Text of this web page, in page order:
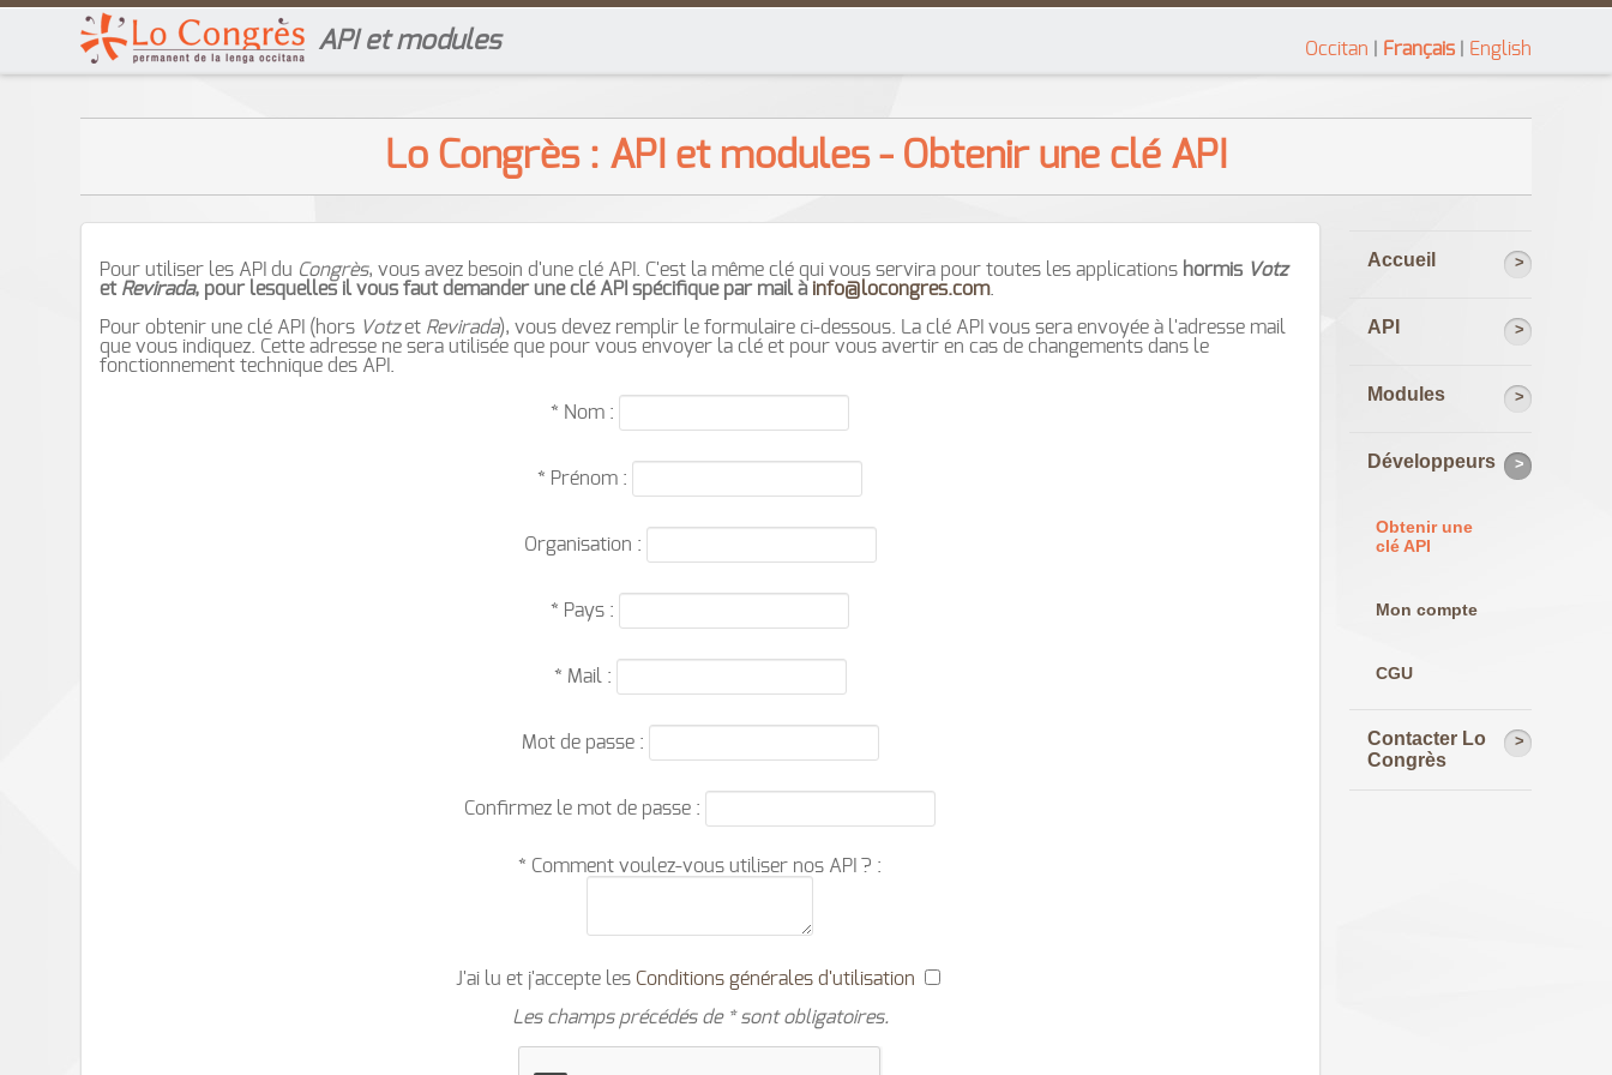
Occitan Français| English
API et modules
Lo Congrès : API et modules - Obtenir une clé API
Pour utiliser les API du Congrès, vous avez besoin d'une clé API. C'est la même clé qui vous servira pour toutes les applications hormis Votz
et Revirada, pour lesquelles il vous faut demander une clé API spécifique par mail à info@locongres.com.
Pour obtenir une clé API (hors Votzet Revirada), vous devez remplir le formulaire ci-dessous. La clé API vous sera envoyée à l'adresse mail
que vous indiquez. Cette adresse ne sera utilisée que pour vous envoyer la clé et pour vous avertir en cas de changements dans le
fonctionnement technique des API.
* Nom :
* Prénom :
Organisation :
* Pays :
* Mail :
Mot de passe :
Confirmez le mot de passe :
* Comment voulez-vous utiliser nos API ? :
J'ai lu et j'accepte les Conditions générales d'utilisation
Les champs précédés de * sont obligatoires.
Accueil
API
Modules
Développeurs
Obtenir une
clé API
Mon compte
CGU
Contacter Lo
Congrès